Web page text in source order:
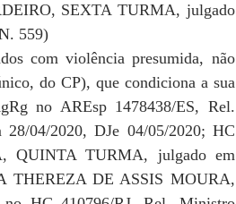
SEXTA TURMA, julgado
559)
com violência presumida, não
do CP), que condiciona a sua
no AREsp 1478438/ES, Rel.
04/2020, DJe 04/05/2020; HC
QUINTA TURMA, julgado em
THEREZA DE ASSIS MOURA,